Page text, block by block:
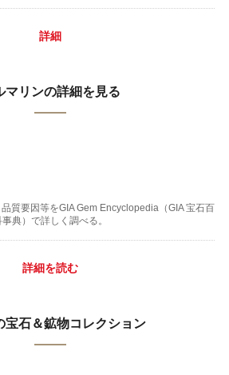
詳細
マリンの詳細を見る
質要因等をGIA Gem Encyclopedia（GIA 宝石百
事典）で詳しく調べる。
詳細を読む
宝石＆鉱物コレクション